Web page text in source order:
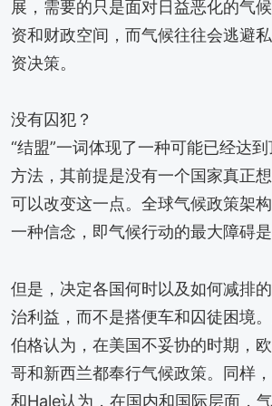
展，需要的只是面对日益恶化的气
资和财政空间，而气候往往会逃避
资决策。
没有囚犯？
“结盟”一词体现了一种可能已经达
方法，其前提是没有一个国家真正
可以改变这一点。全球气候政策架
一种信念，即气候行动的最大障碍是
但是，决定各国何时以及如何减排
治利益，而不是搭便车和囚徒困境
伯格认为，在美国不妥协的时期，
哥和新西兰都奉行气候政策。同样
和Hale认为，在国内和国际层面，